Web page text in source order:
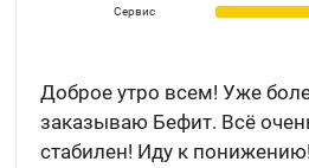
Сервис
Доброе утро всем! Уже
заказываю Бефит. Всё
стабилен! Иду к